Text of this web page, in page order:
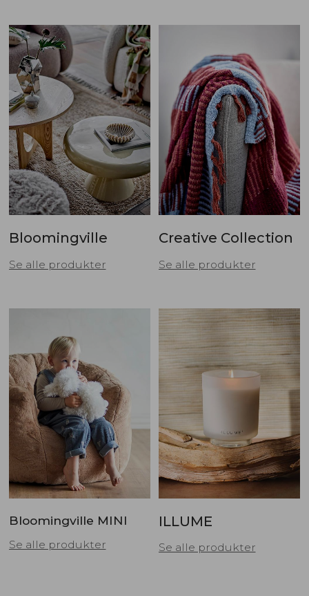
Bloomingville
Se alle produkter
Creative Collection
Se alle produkter
Bloomingville MINI
Se alle produkter
ILLUME
Se alle produkter